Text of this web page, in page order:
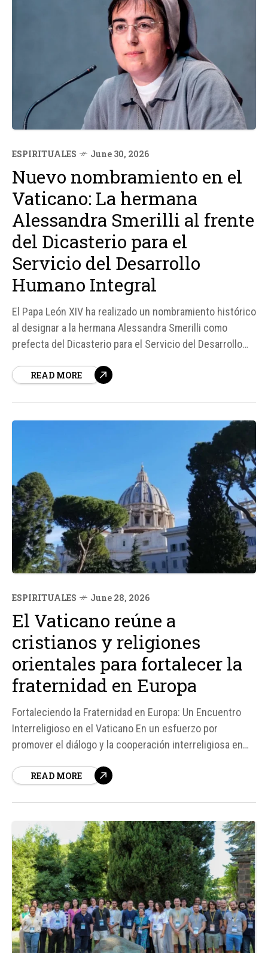
ESPIRITUALES June 30, 2026
Nuevo nombramiento en el
Vaticano: La hermana
Alessandra Smerilli al frente
del Dicasterio para el
Servicio del Desarrollo
Humano Integral
El Papa León XIV ha realizado un nombramiento histórico
al designar a la hermana Alessandra Smerilli como
prefecta del Dicasterio para el Servicio del Desarrollo
Czerny, quien alcanzará la edad de jubilación obligatoria
READ MORE
ESPIRITUALES June 28, 2026
El Vaticano reúne a
cristianos y religiones
orientales para fortalecer la
fraternidad en Europa
Fortaleciendo la Fraternidad en Europa: Un Encuentro
Interreligioso en el Vaticano En un esfuerzo por
promover el diálogo y la cooperación interreligiosa en
representantes del cristianismo y religiones orientales
READ MORE